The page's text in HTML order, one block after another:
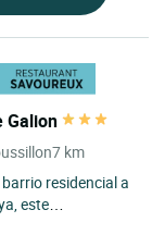
Galion
7 km
residencial a
este